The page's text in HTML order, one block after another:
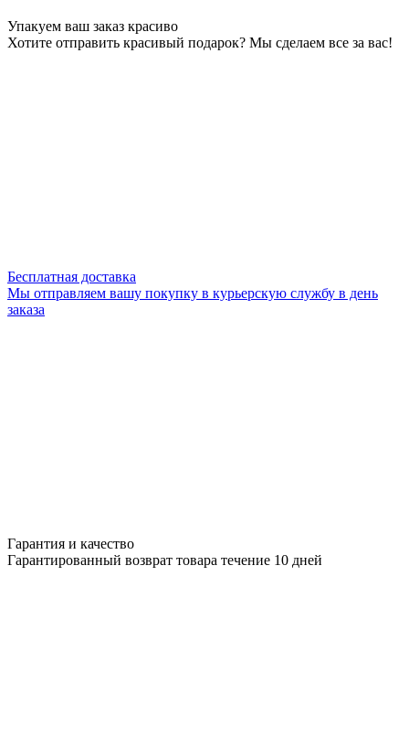
Упакуем ваш заказ красиво
Хотите отправить красивый подарок? Мы сделаем все за вас!
Бесплатная доставка
Мы отправляем вашу покупку в курьерскую службу в день
заказа
Гарантия и качество
Гарантированный возврат товара течение 10 дней